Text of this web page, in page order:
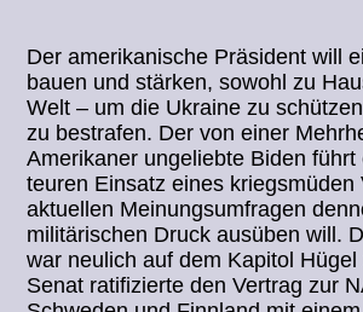
Der amerikanische Präsident will
bauen und stärken, sowohl zu
Welt – um die Ukraine zu
zu bestrafen. Der von einer
Amerikaner ungeliebte Biden führt
teuren Einsatz eines kriegsmüden
aktuellen Meinungsumfragen
militärischen Druck ausüben will.
war neulich auf dem Kapitol
Senat ratifizierte den Vertrag zur